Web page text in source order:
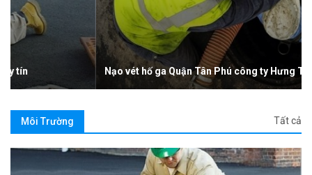
Nạo vét hố ga Quận Tân Phú công ty Hưng Thịnh uy tín giá rẻ
Môi Trường Tất cả